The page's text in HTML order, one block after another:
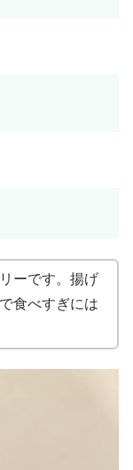
ーです。揚げ
食べすぎには